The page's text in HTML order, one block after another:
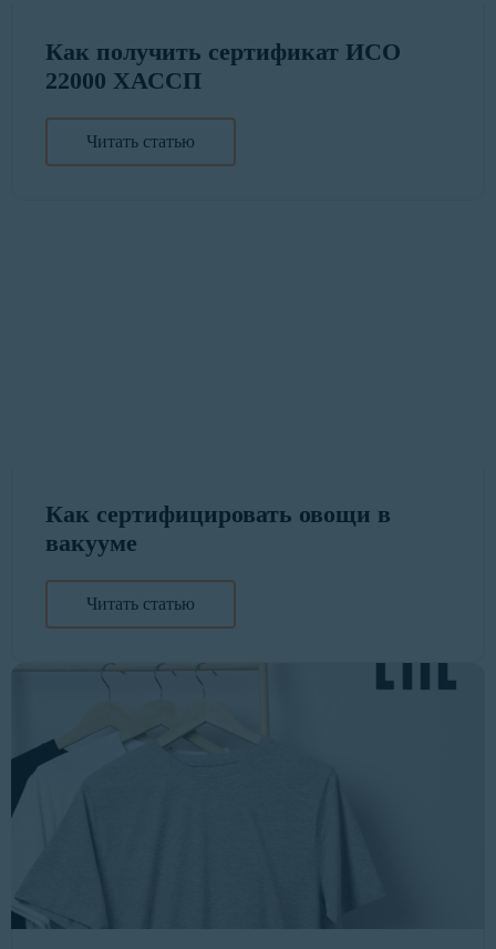
Как получить сертификат ИСО
22000 ХАССП
Читать статью
Как сертифицировать овощи в
вакууме
Читать статью